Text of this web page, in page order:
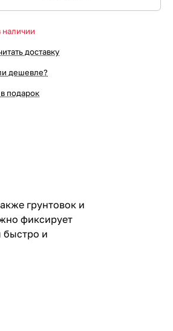
наличии
доставку
дешевле?
подарок
грунтовок и
фиксирует
быстро и